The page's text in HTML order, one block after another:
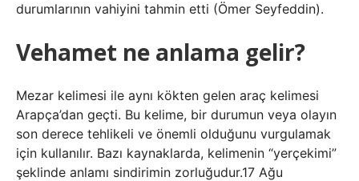
durumlarının vahiyini tahmin etti (Ömer Seyfeddin).
Vehamet ne anlama gelir?
Mezar kelimesi ile aynı kökten gelen araç kelimesi
Arapça’dan geçti. Bu kelime, bir durumun veya olayın
son derece tehlikeli ve önemli olduğunu vurgulamak
için kullanılır. Bazı kaynaklarda, kelimenin “yerçekimi”
şeklinde anlamı sindirimin zorluğudur.17 Ağu